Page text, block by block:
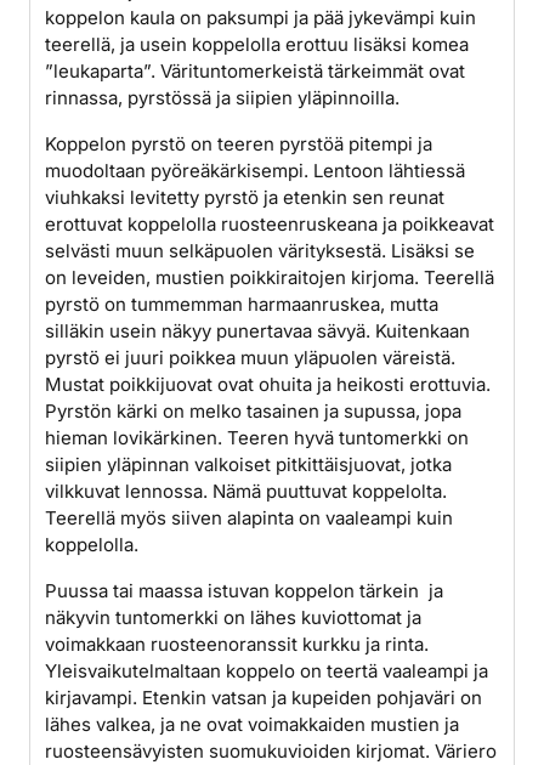
koppelon kaula on paksumpi ja pää jykevämpi kuin
teerellä, ja usein koppelolla erottuu lisäksi komea
”leukaparta”. Värituntomerkeistä tärkeimmät ovat
rinnassa, pyrstössä ja siipien yläpinnoilla.
Koppelon pyrstö on teeren pyrstöä pitempi ja
muodoltaan pyöreäkärkisempi. Lentoon lähtiessä
viuhkaksi levitetty pyrstö ja etenkin sen reunat
erottuvat koppelolla ruosteenruskeana ja poikkeavat
selvästi muun selkäpuolen värityksestä. Lisäksi se
on leveiden, mustien poikkiraitojen kirjoma. Teerellä
pyrstö on tummemman harmaanruskea, mutta
silläkin usein näkyy punertavaa sävyä. Kuitenkaan
pyrstö ei juuri poikkea muun yläpuolen väreistä.
Mustat poikkijuovat ovat ohuita ja heikosti erottuvia.
Pyrstön kärki on melko tasainen ja supussa, jopa
hieman lovikärkinen. Teeren hyvä tuntomerkki on
siipien yläpinnan valkoiset pitkittäisjuovat, jotka
vilkkuvat lennossa. Nämä puuttuvat koppelolta.
Teerellä myös siiven alapinta on vaaleampi kuin
koppelolla.
Puussa tai maassa istuvan koppelon tärkein ja
näkyvin tuntomerkki on lähes kuviottomat ja
voimakkaan ruosteenoranssit kurkku ja rinta.
Yleisvaikutelmaltaan koppelo on teertä vaaleampi ja
kirjavampi. Etenkin vatsan ja kupeiden pohjaväri on
lähes valkea, ja ne ovat voimakkaiden mustien ja
ruosteensävyisten suomukuvioiden kirjomat. Väri­ero